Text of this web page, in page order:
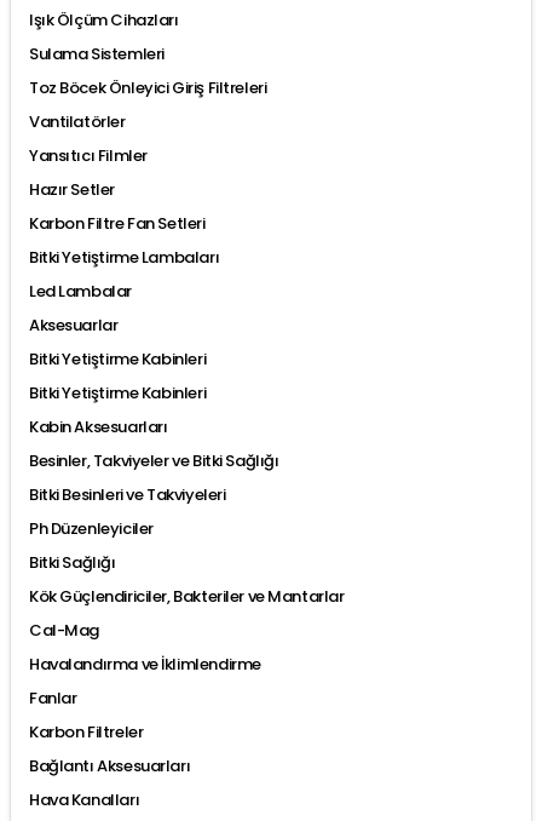
Işık Ölçüm Cihazları
Sulama Sistemleri
Toz Böcek Önleyici Giriş Filtreleri
Vantilatörler
Yansıtıcı Filmler
Hazır Setler
Karbon Filtre Fan Setleri
Bitki Yetiştirme Lambaları
Led Lambalar
Aksesuarlar
Bitki Yetiştirme Kabinleri
Bitki Yetiştirme Kabinleri
Kabin Aksesuarları
Besinler, Takviyeler ve Bitki Sağlığı
Bitki Besinleri ve Takviyeleri
Ph Düzenleyiciler
Bitki Sağlığı
Kök Güçlendiriciler, Bakteriler ve Mantarlar
Cal-Mag
Havalandırma ve İklimlendirme
Fanlar
Karbon Filtreler
Bağlantı Aksesuarları
Hava Kanalları